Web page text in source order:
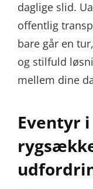
daglige slid.
offentlig
bare går en
og stilfuld
mellem dine
Eventyr